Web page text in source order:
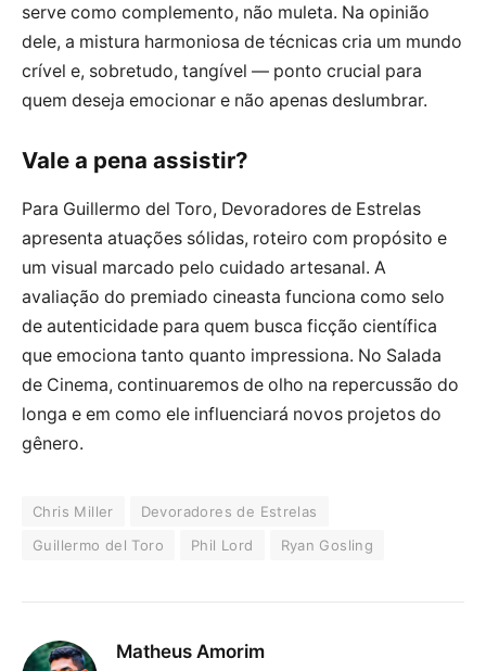
serve como complemento, não muleta. Na opinião
dele, a mistura harmoniosa de técnicas cria um mundo
crível e, sobretudo, tangível — ponto crucial para
quem deseja emocionar e não apenas deslumbrar.
Vale a pena assistir?
Para Guillermo del Toro, Devoradores de Estrelas
apresenta atuações sólidas, roteiro com propósito e
um visual marcado pelo cuidado artesanal. A
avaliação do premiado cineasta funciona como selo
de autenticidade para quem busca ficção científica
que emociona tanto quanto impressiona. No Salada
de Cinema, continuaremos de olho na repercussão do
longa e em como ele influenciará novos projetos do
gênero.
Chris Miller
Devoradores de Estrelas
Guillermo del Toro
Phil Lord Ryan Gosling
Matheus Amorim